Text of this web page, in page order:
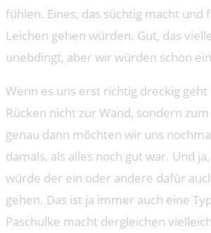
fühlen. Eines, das süchtig macht und
Leichen gehen würden. Gut, das
unebdingt, aber wir würden schon
Wenn es uns erst richtig dreckig
Rücken nicht zur Wand, sondern
genau dann möchten wir uns
damals, als alles noch gut war. Und
würde der ein oder andere dafür
gehen. Das ist ja immer auch eine
Paschulke macht dergleichen